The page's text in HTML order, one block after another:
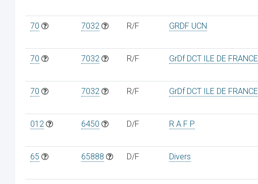
70 7032 R/F GRDF UCN
70 7032 R/F GrDf DCT ILE DE FRANCE
70 7032 R/F GrDf DCT ILE DE FRANCE
012 6450 D/F R A F P
65 65888 D/F Divers